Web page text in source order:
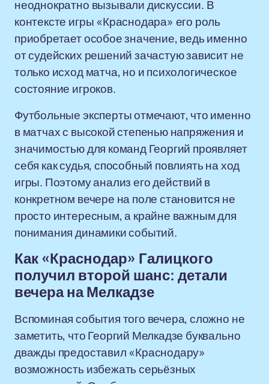
неоднократно вызывали дискуссии. В
контексте игры «Краснодара» его роль
приобретает особое значение, ведь именно
от судейских решений зачастую зависит не
только исход матча, но и психологическое
состояние игроков.
Футбольные эксперты отмечают, что именно
в матчах с высокой степенью напряжения и
значимостью для команд Георгий проявляет
себя как судья, способный повлиять на ход
игры. Поэтому анализ его действий в
конкретном вечере на поле становится не
просто интересным, а крайне важным для
понимания динамики событий.
Как «Краснодар» Галицкого
получил второй шанс: детали
вечера на Мелкадзе
Вспоминая события того вечера, сложно не
заметить, что Георгий Мелкадзе буквально
дважды предоставил «Краснодару»
возможность избежать серьёзных